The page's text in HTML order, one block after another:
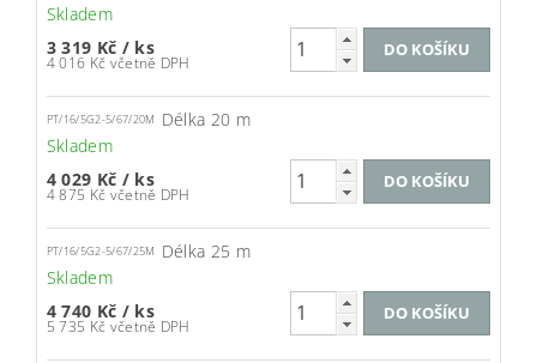
Skladem
3 319 Kč / ks
4 016 Kč včetně DPH
PT/16/5G2-5/67/20M
Délka 20 m
Skladem
4 029 Kč / ks
4 875 Kč včetně DPH
PT/16/5G2-5/67/25M
Délka 25 m
Skladem
4 740 Kč / ks
5 735 Kč včetně DPH